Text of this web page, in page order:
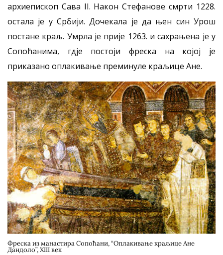
архиепископ Сава II. Након Стефанове смрти 1228.
остала је у Србији. Дочекала је да њен син Урош
постане краљ. Умрла је прије 1263. и сахрањена је у
Сопоћанима, гдје постоји фреска на којој је
приказано оплакивање преминуле краљице Ане.
Фреска из манастира Сопоћани, “Оплакивање краљице Ане
Дандоло”, XIII век